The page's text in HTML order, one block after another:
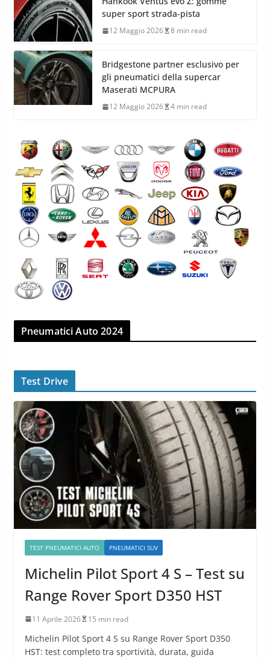
super sport strada-pista
12 Maggio 2026 8 min read
Bridgestone partner esclusivo per
gli pneumatici della supercar
Maserati MCPURA
12 Maggio 2026 4 min read
Pneumatici Auto 2024
Test Drive
TEST PNEUMATICI AUTO PNEUMATICI SUV
Michelin Pilot Sport 4 S – Test su
Range Rover Sport D350 HST
11 Aprile 2026 15 min read
Michelin Pilot Sport 4 S su Range Rover Sport D350
HST: test completo tra sportività, durata, guida